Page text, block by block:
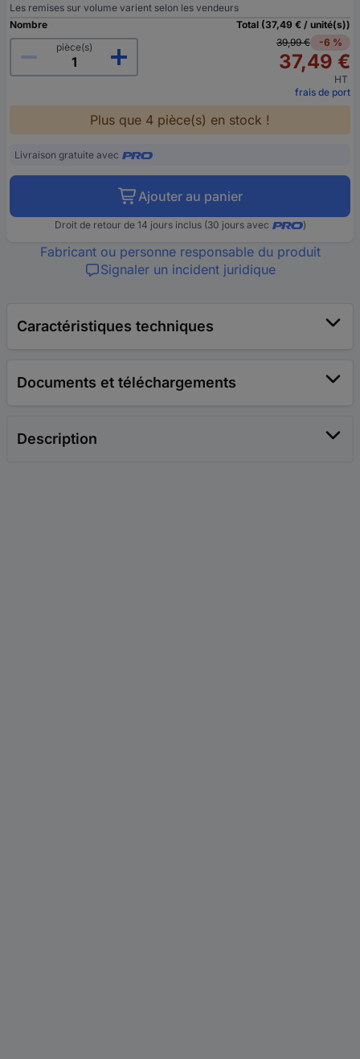
Les remises sur volume varient selon les vendeurs
Nombre
pièce(s)
Total (37,49 € / unité(s))
39,99 €
-6 %
37,49 €
HT
frais de port
Plus que 4 pièce(s) en stock !
Livraison gratuite avec
Ajouter au panier
Droit de retour de 14 jours inclus (30 jours avec )
Fabricant ou personne responsable du produit
Signaler un incident juridique
Caractéristiques techniques
Documents et téléchargements
Description